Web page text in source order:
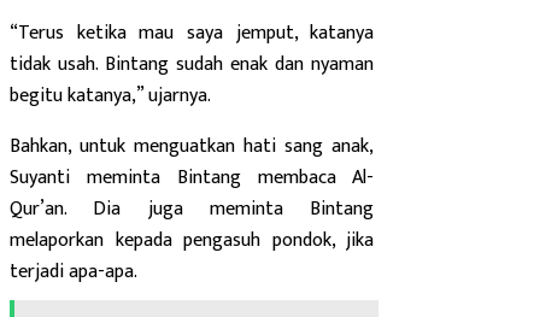
“Terus ketika mau saya jemput, katanya
tidak usah. Bintang sudah enak dan nyaman
begitu katanya,” ujarnya.
Bahkan, untuk menguatkan hati sang anak,
Suyanti meminta Bintang membaca Al-
Qur’an. Dia juga meminta Bintang
melaporkan kepada pengasuh pondok, jika
terjadi apa-apa.